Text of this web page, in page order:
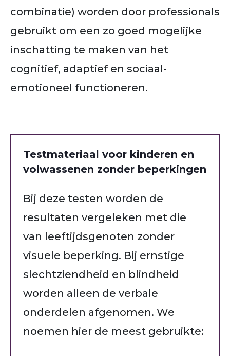
combinatie) worden door professionals
gebruikt om een zo goed mogelijke
inschatting te maken van het
cognitief, adaptief en sociaal-
emotioneel functioneren.
Testmateriaal voor kinderen en
volwassenen zonder beperkingen
Bij deze testen worden de
resultaten vergeleken met die
van leeftijdsgenoten zonder
visuele beperking. Bij ernstige
slechtziendheid en blindheid
worden alleen de verbale
onderdelen afgenomen. We
noemen hier de meest gebruikte: